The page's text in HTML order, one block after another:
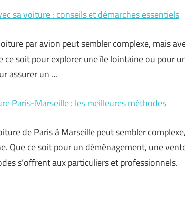
sa voiture : conseils et démarches essentiels
par avion peut sembler complexe, mais
ce soit pour explorer une île lointaine ou pour
assurer un …
Paris-Marseille : les meilleures méthodes
de Paris à Marseille peut sembler
Que ce soit pour un déménagement, une
s’offrent aux particuliers et professionnels.